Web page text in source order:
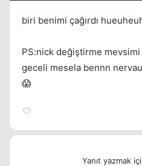
biri benimi çağırdı
PS:nick değiştirme mevsimi
geceli mesela bennn
😱
Yanıt yazmak